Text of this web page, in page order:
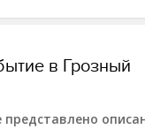
в Грозный